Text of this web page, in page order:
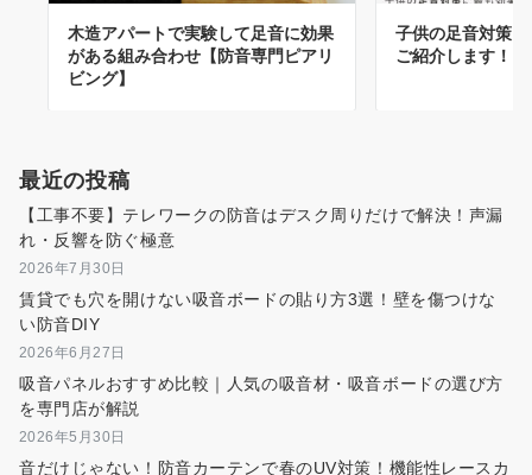
木造アパートで実験して足音に効果
がある組み合わせ【防音専門ピアリ
ビング】
子供の足音対策
ご紹介します！
最近の投稿
【工事不要】テレワークの防音はデスク周りだけで解決！声漏
れ・反響を防ぐ極意
2026年7月30日
賃貸でも穴を開けない吸音ボードの貼り方3選！壁を傷つけな
い防音DIY
2026年6月27日
吸音パネルおすすめ比較｜人気の吸音材・吸音ボードの選び方
を専門店が解説
2026年5月30日
音だけじゃない！防音カーテンで春のUV対策！機能性レースカ